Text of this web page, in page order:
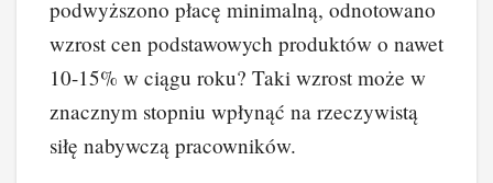
podwyższono płacę minimalną, odnotowano
wzrost cen podstawowych produktów o nawet
10-15% w ciągu roku? Taki wzrost może w
znacznym stopniu wpłynąć na rzeczywistą
siłę nabywczą pracowników.